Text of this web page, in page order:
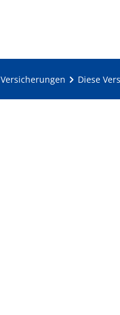
Versicherungen Diese